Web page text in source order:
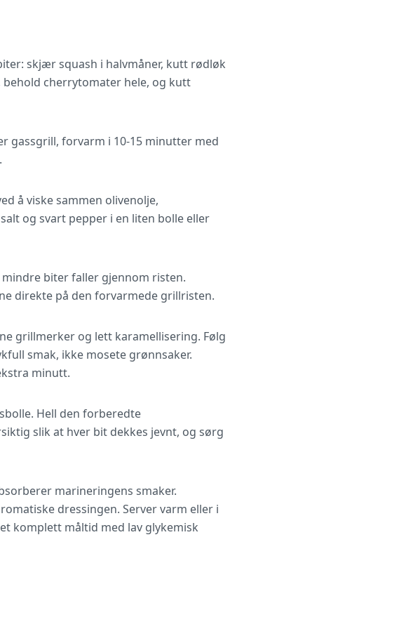
skjær squash i halvmåner, kutt rødløk
cherrytomater hele, og kutt
gassgrill, forvarm i 10-15 minutter med
å viske sammen olivenolje,
og svart pepper i en liten bolle eller
biter faller gjennom risten.
direkte på den forvarmede grillristen.
grillmerker og lett karamellisering. Følg
smak, ikke mosete grønnsaker.
minutt.
Hell den forberedte
slik at hver bit dekkes jevnt, og sørg
marineringens smaker.
dressingen. Server varm eller i
komplett måltid med lav glykemisk